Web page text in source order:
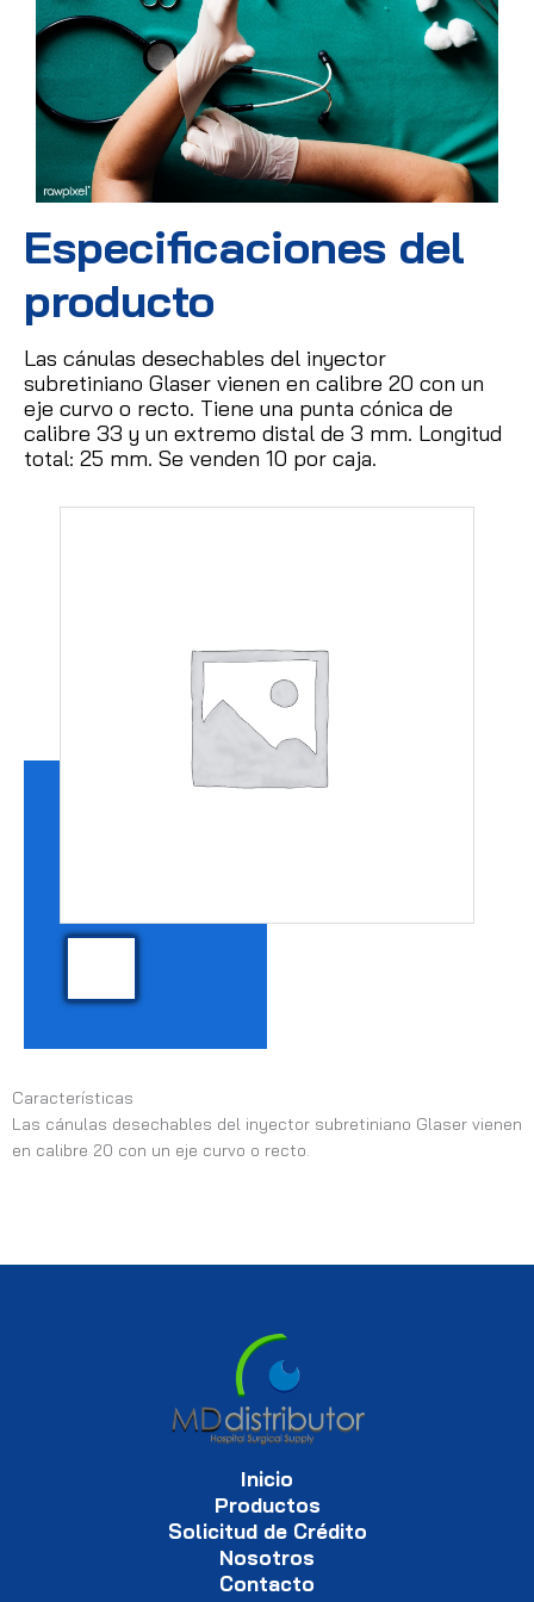
Especificaciones del
producto
Las cánulas desechables del inyector
subretiniano Glaser vienen en calibre 20 con un
eje curvo o recto. Tiene una punta cónica de
calibre 33 y un extremo distal de 3 mm. Longitud
total: 25 mm. Se venden 10 por caja.
Características
Las cánulas desechables del inyector subretiniano Glaser vienen
en calibre 20 con un eje curvo o recto.
Inicio
Productos
Solicitud de Crédito
Nosotros
Contacto